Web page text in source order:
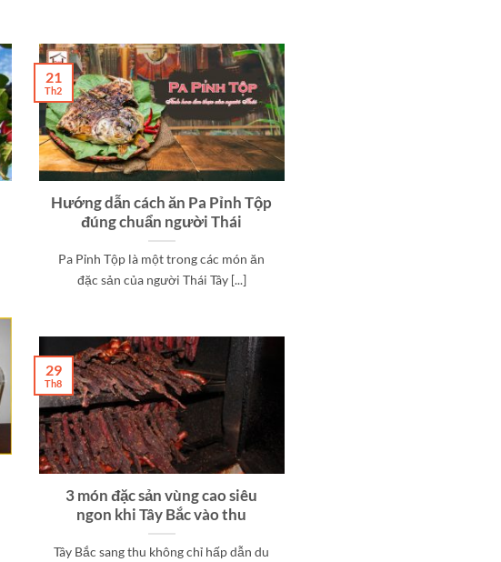
Hướng dẫn cách ăn Pa Pỉnh Tộp
đúng chuẩn người Thái
Pa Pỉnh Tộp là một trong các món ăn
đặc sản của người Thái Tây [...]
21
Th2
3 món đặc sản vùng cao siêu
ngon khi Tây Bắc vào thu
Tây Bắc sang thu không chỉ hấp dẫn du
29
Th8